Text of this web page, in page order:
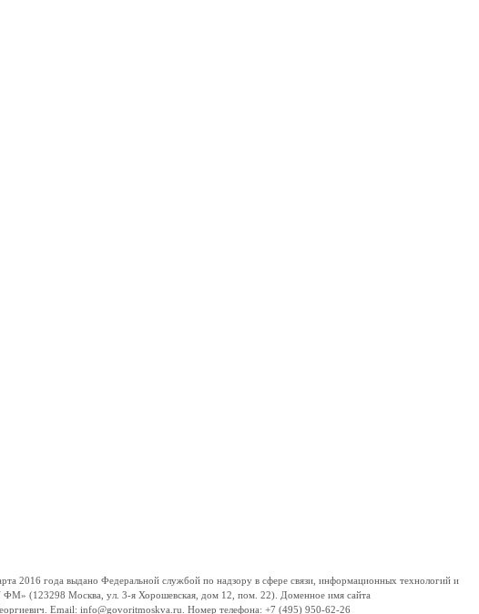
года выдано Федеральной службой по надзору в сфере связи, информационных технологий и
ФМ» (123298 Москва, ул. 3-я Хорошевская, дом 12, пом. 22). Доменное имя сайта
Email: info@govoritmoskva.ru. Номер телефона: +7 (495) 950-62-26